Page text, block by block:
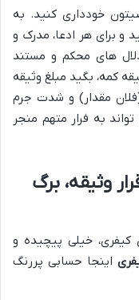
خودداری کنید. به
برای هر ادعا، مدرک و
های محکم و مستند
کمه، بگید مبلغ وثیقه
مقدار) و شدت جرم
به فرار متهم منجر
وثیقه، برگ
خیلی پیچیده و
اینجا حسابی پررنگ